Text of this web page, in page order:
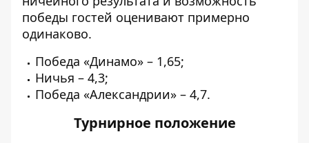
победы гостей оценивают примерно
одинаково.
Победа «Динамо» – 1,65;
Ничья – 4,3;
Победа «Александрии» – 4,7.
Турнирное положение